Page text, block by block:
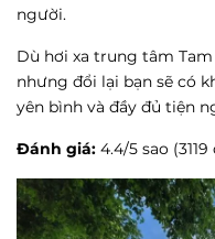
người.
Dù hơi xa trung tâm
nhưng đổi lại bạn sẽ có
yên bình và đầy đủ tiện
Đánh giá: 4.4/5 sao